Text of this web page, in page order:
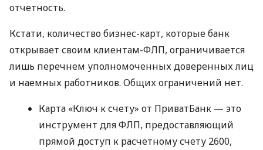
отчетность.
Кстати, количество бизнес-карт, которые банк
открывает своим клиентам-ФЛП, ограничивается
лишь перечнем уполномоченных доверенных лиц
и наемных работников. Общих ограничений нет.
Карта «Ключ к счету» от ПриватБанк — это
инструмент для ФЛП, предоставляющий
прямой доступ к расчетному счету 2600,